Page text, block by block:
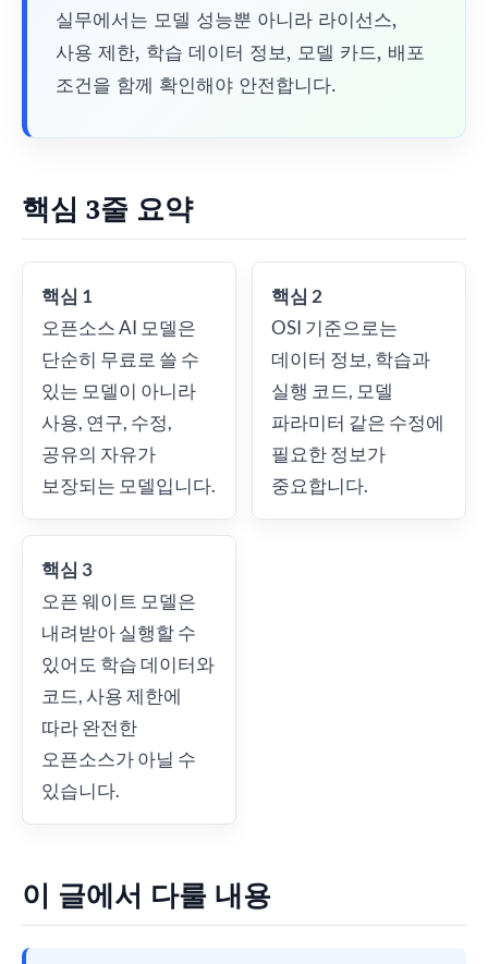
실무에서는 모델 성능뿐 아니라 라이선스,
사용 제한, 학습 데이터 정보, 모델 카드, 배포
조건을 함께 확인해야 안전합니다.
핵심 3줄 요약
핵심 1
오픈소스 AI 모델은
단순히 무료로 쓸 수
있는 모델이 아니라
사용, 연구, 수정,
공유의 자유가
보장되는 모델입니다.
핵심 2
OSI 기준으로는
데이터 정보, 학습과
실행 코드, 모델
파라미터 같은 수정에
필요한 정보가
중요합니다.
핵심 3
오픈 웨이트 모델은
내려받아 실행할 수
있어도 학습 데이터와
코드, 사용 제한에
따라 완전한
오픈소스가 아닐 수
있습니다.
이 글에서 다룰 내용